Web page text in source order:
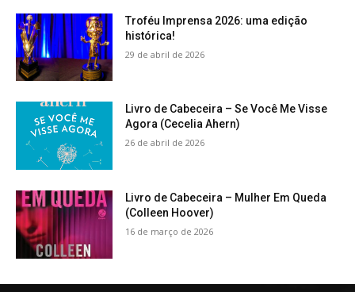
Troféu Imprensa 2026: uma edição
histórica!
29 de abril de 2026
Livro de Cabeceira – Se Você Me Visse
Agora (Cecelia Ahern)
26 de abril de 2026
Livro de Cabeceira – Mulher Em Queda
(Colleen Hoover)
16 de março de 2026